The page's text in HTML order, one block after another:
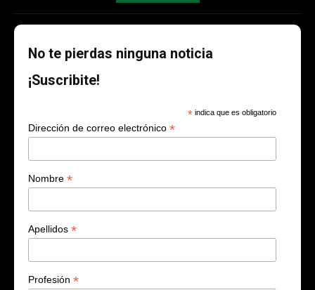
No te pierdas ninguna noticia
¡Suscribite!
* indica que es obligatorio
Dirección de correo electrónico *
Nombre *
Apellidos *
Profesión *